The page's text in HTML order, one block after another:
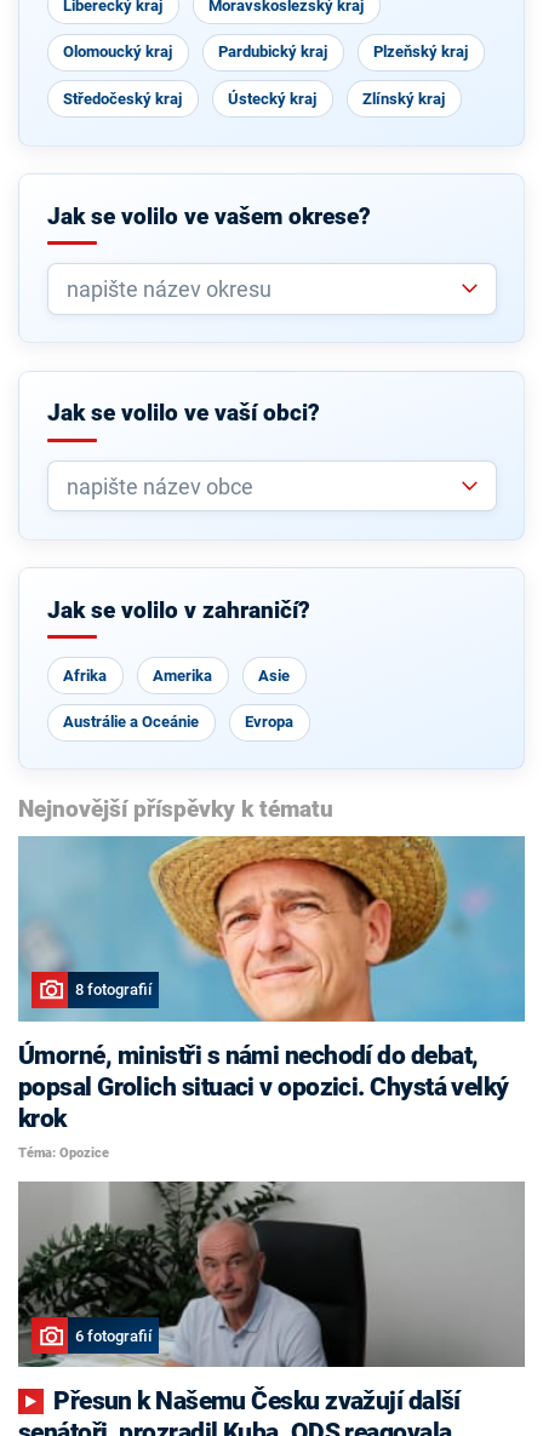
Liberecký kraj Moravskoslezský kraj
Olomoucký kraj Pardubický kraj Plzeňský kraj
Středočeský kraj Ústecký kraj Zlínský kraj
Jak se volilo ve vašem okrese?
Jak se volilo ve vaší obci?
Jak se volilo v zahraničí?
Afrika Amerika Asie
Austrálie a Oceánie Evropa
Nejnovější příspěvky k tématu
8 fotografií
Úmorné, ministři s námi nechodí do debat,
popsal Grolich situaci v opozici. Chystá velký
krok
Téma: Opozice
6 fotografií